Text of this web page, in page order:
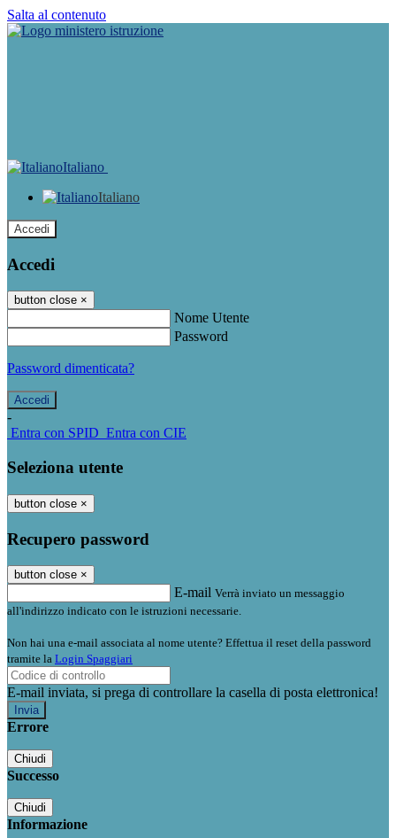
Salta al contenuto
Italiano
Italiano
Accedi
Accedi
button close ×
Nome Utente
Password
Password dimenticata?
-
Entra con SPID Entra con CIE
Seleziona utente
button close ×
Recupero password
button close ×
E-mail Verrà inviato un messaggio
all'indirizzo indicato con le istruzioni necessarie.
Non hai una e-mail associata al nome utente? Effettua il reset della password
tramite la Login Spaggiari
E-mail inviata, si prega di controllare la casella di posta elettronica!
Errore
Chiudi
Successo
Chiudi
Informazione